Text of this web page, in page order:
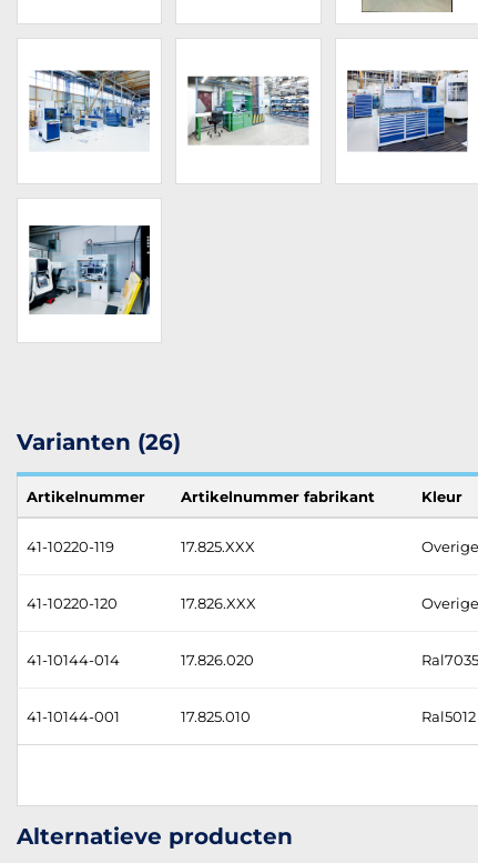
Varianten (26)
Artikelnummer Artikelnummer fabrikant Kleur
41-10220-119 17.825.XXX
41-10220-120 17.826.XXX
41-10144-014 17.826.020
41-10144-001 17.825.010
Alternatieve producten